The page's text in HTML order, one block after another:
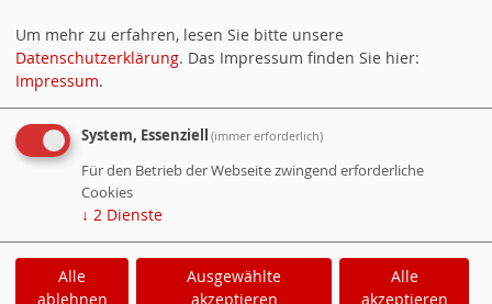
zur Patientenverfügung in Velden
20.10.2024 Ankündigung: Vortrag
von Jerry Valentin über
Patientenverfügungen
Cookie-Manager|Datenschutzerklärung|
Um mehr zu erfahren, lesen Sie bitte unsere
Datenschutzerklärung. Das Impressum finden Sie hier:
Impressum.
System, Essenziell (immer erforderlich)
Für den Betrieb der Webseite zwingend erforderliche
Cookies
↓ 2 Dienste
Alle
ablehnen
Ausgewählte
akzeptieren
Alle
akzeptieren